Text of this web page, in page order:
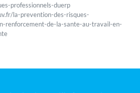
professionnels-duerp
la-prevention-des-risques-
renforcement-de-la-sante-au-travail-en-